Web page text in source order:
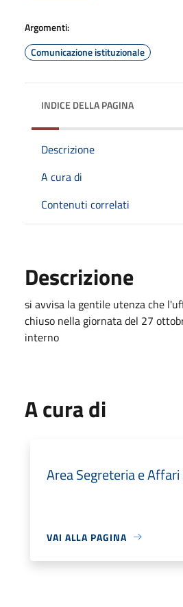
Argomenti:
Comunicazione istituzionale
INDICE DELLA PAGINA
Descrizione
A cura di
Contenuti correlati
Descrizione
si avvisa la gentile utenza che
chiuso nella giornata del 27
interno
A cura di
Area Segreteria e Affari
VAI ALLA PAGINA